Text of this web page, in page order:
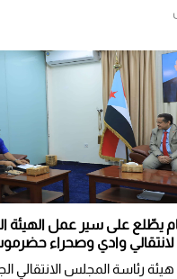
يطّلع على سير عمل الهيئة
وادي وصحراء
رئاسة المجلس الانتقالي